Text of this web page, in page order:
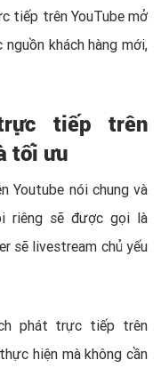
tiếp trên YouTube mở
khách hàng mới,
tiếp trên
tối ưu
Youtube nói chung và
riêng sẽ được gọi là
sẽ livestream chủ yếu
phát trực tiếp trên
hiện mà không cần